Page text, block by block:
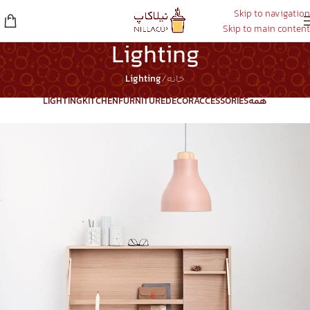
Skip to navigation
Skip to main content
Lighting
خانه/
Lighting
همهACCESSORIES
DECOR
FURNITURE
KITCHEN
LIGHTING